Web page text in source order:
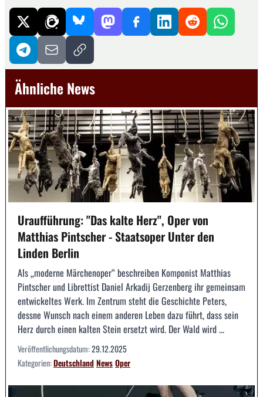
Ähnliche News
Uraufführung: "Das kalte Herz", Oper von
Matthias Pintscher - Staatsoper Unter den
Linden Berlin
Als „moderne Märchenoper“ beschreiben Komponist Matthias
Pintscher und Librettist Daniel Arkadij Gerzenberg ihr gemeinsam
entwickeltes Werk. Im Zentrum steht die Geschichte Peters,
dessne Wunsch nach einem anderen Leben dazu führt, dass sein
Herz durch einen kalten Stein ersetzt wird. Der Wald wird ...
Veröffentlichungsdatum:29.12.2025
Kategorien:DeutschlandNewsOper